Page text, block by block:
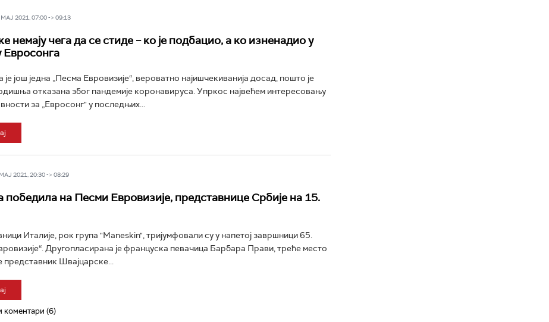
2021, 07:00 -> 09:13
немају чега да се стиде – ко је подбацио, а ко изненадио у
још једна „Песма Евровизије“, вероватно најишчекиванија досад, пошто је
отказана због пандемије коронавируса. Упркос највећем интересовању
за „Евросонг" у последњих...
2021, 20:30 -> 08:29
победила на Песми Евровизије, представнице Србије на 15.
Италије, рок група "Maneskin", тријумфовали су у напетој завршници 65.
Другопласирана је француска певачица Барбара Прави, треће место
представник Швајцарске...
коментари (6)